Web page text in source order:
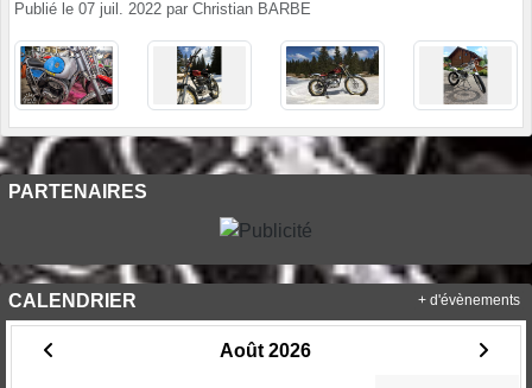
Publié le 07 juil. 2022 par Christian BARBE
PARTENAIRES
CALENDRIER
Août 2026
+ d'évènements